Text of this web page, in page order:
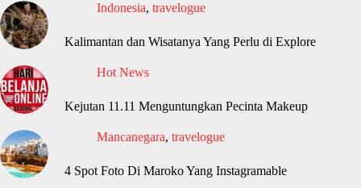
Indonesia, travelogue
Kalimantan dan Wisatanya Yang Perlu di Explore
Hot News
Kejutan 11.11 Menguntungkan Pecinta Makeup
Mancanegara, travelogue
4 Spot Foto Di Maroko Yang Instagramable